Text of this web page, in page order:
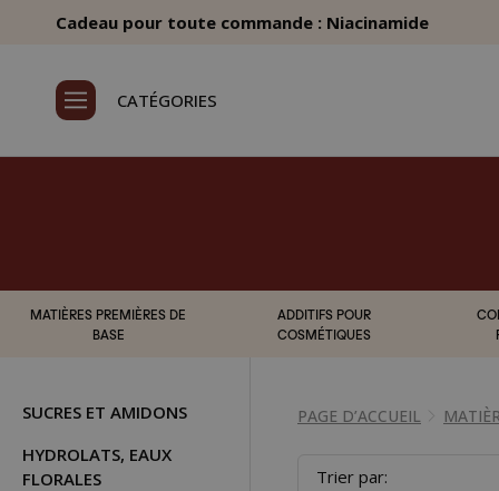
Cadeau pour toute commande : Niacinamide
CATÉGORIES
MATIÈRES PREMIÈRES DE
BASE
ADDITIFS POUR
COSMÉTIQUES
SUCRES ET AMIDONS
HYDROLATS, EAUX
FLORALES
PAGE D’ACCUEIL
Trier par: